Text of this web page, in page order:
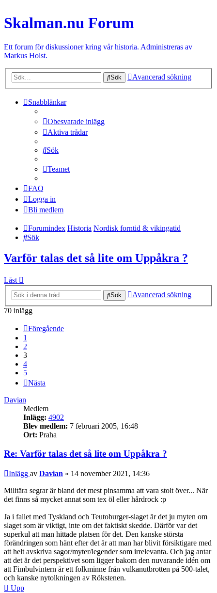
Skalman.nu Forum
Ett forum för diskussioner kring vår historia. Administreras av
Markus Holst.
Sök Avancerad sökning
Snabblänkar
Obesvarade inlägg
Aktiva trådar
Sök
Teamet
FAQ
Logga in
Bli medlem
Forumindex Historia Nordisk forntid & vikingatid
Sök
Varför talas det så lite om Uppåkra ?
Låst
Sök
Avancerad sökning
70 inlägg
Föregående
1
2
3
4
5
Nästa
Davian
Medlem
Inlägg: 4902
Blev medlem: 7 februari 2005, 16:48
Ort: Praha
Re: Varför talas det så lite om Uppåkra ?
Inlägg av Davian » 14 november 2021, 14:36
Militära segrar är bland det mest pinsamma att vara stolt över... När
det finns så mycket annat som tex öl eller hårdrock :p
Ja i fallet med Tyskland och Teutoburger-slaget är det ju myten om
slaget som är viktigt, inte om det faktiskt skedde. Därför var det
superkul att man hittade platsen för det. Den kanske största
förändringen som hänt efter det är att man har blivit försiktigare med
att helt avskriva sagor/myter/legender som irrelevanta. Och jag antar
att det är det perspektivet som ligger bakom den nuvarande idén om
att Fimbulvintern är ett folkminne från vulkanutbrotten på 500-talet,
och kanske nytolkningen av Rökstenen.
Upp